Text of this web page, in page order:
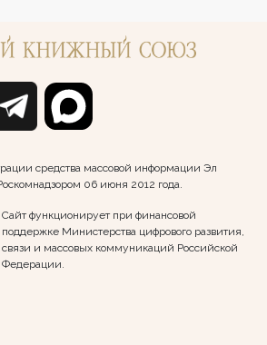
средства массовой информации Эл
06 июня 2012 года.
Сайт функционирует при финансовой
поддержке Министерства цифрового развития,
связи и массовых коммуникаций Российской
Федерации.